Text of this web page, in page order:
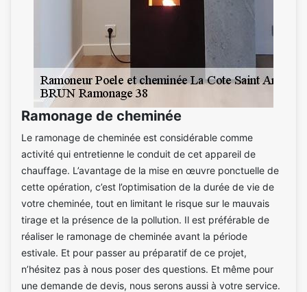
Ramonage de cheminée
Le ramonage de cheminée est considérable comme
activité qui entretienne le conduit de cet appareil de
chauffage. L’avantage de la mise en œuvre ponctuelle de
cette opération, c’est l’optimisation de la durée de vie de
votre cheminée, tout en limitant le risque sur le mauvais
tirage et la présence de la pollution. Il est préférable de
réaliser le ramonage de cheminée avant la période
estivale. Et pour passer au préparatif de ce projet,
n’hésitez pas à nous poser des questions. Et même pour
une demande de devis, nous serons aussi à votre service.